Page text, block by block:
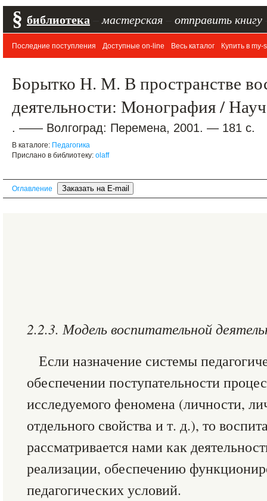
§ библиотека мастерская отправить книгу
Последние поступления Доступные on-line Весь каталог Купить в my-
Борытко Н. М. В пространстве
деятельности: Монография /
. —— Волгоград: Перемена, 2001. — 181 с.
В каталоге: Педагогика
Прислано в библиотеку: olaff
Оглавление
2.2.3. Модель воспитательной
Если назначение системы
обеспечении поступательности
исследуемого феномена (личности,
отдельного свойства и т. д.), то
рассматривается нами как
реализации, обеспечению
педагогических условий.